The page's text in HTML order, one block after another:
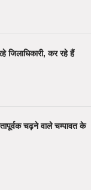
जिलाधिकारी, कर रहे हैं
चढ़ने वाले चम्पावत के